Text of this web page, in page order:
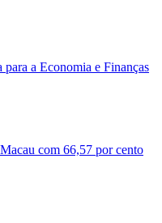
a Economia e Finanças
com 66,57 por cento